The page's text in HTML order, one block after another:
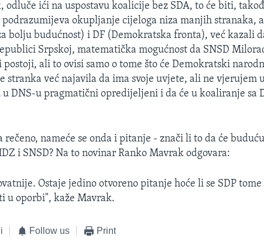
odluče ići na uspostavu koalicije bez SDA, to će biti,
okupljanje cijeloga niza manjih stranaka,
bolju budućnost) i DF (Demokratska fronta), već kazali
Srpskoj, matematička mogućnost da SNSD
postoji, ali to ovisi samo o tome što će Demokratski
stranka već najavila da ima svoje uvjete, ali ne vjerujem
u DNS-u pragmatični opredijeljeni i da će u koaliranje sa
rečeno, nameće se onda i pitanje - znači li to da će
i SNSD? Na to novinar Ranko Mavrak odgovara:
Ostaje jedino otvoreno pitanje hoće li se SDP
u oporbi", kaže Mavrak.
Follow us Print